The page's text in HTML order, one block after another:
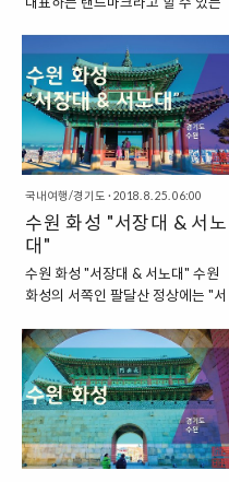
연못이 있기 때문인데요. 이러한 연
못과 조화되는 방화수류정의 경치
가 상당히 빼어나기 때문입니다. 그
래서 원래는 군사 시설로 지어진 시
설이지만, 지금은 이렇게 빼어난 경
치를 감상하기 좋은 곳으로 이름을
알..
에서 북쪽에 있는 문이 정문인데요.
정문의 이름은 바로 "장안문"이랍니
다. 참고로 이 장안문의 서울 한양
도성의 정문이었던 "숭례문"보다 그
규모가 더 크다고 하지요. "수원 화
성의 북문, 장안문" 수원 화성의 북
문이면서 동시에 정문의 역할을 했
던 문이 바로 장안문입니다. 이 곳의
위치는 "수원시 팔달구 장안동 334
번지"에 소재하고 있는데요. 장안문
의 이름은 중국의 옛 왕조의 전한,
수, 당나라의 수도였던 "장안"에서
보던 그 장안과 같은 곳이라고 할 수
있는데요. 참고로 과거 장안이라는
이름으로 불리던 지역은 현재의 "시
안 시"에 해당한답니다. "상당한 높
이와 크기의..
국내여행/경기도 · 2018. 8. 25. 06:00
수원 화성 "서장대 & 서노
대"
수원 화성 "서장대 & 서노대" 수원
화성의 서쪽인 팔달산 정상에는 "서
다. 이러한 서장대는 수원 화성 성곽
을 구성하는 일부라고 할 수 있는데
요. 이 서장대와 서노대는 어떤 역할
을 하는 시설이었을까요? 물론 지금
은 높은 곳에 위치하고 있어서 마치,
그냥 단순한 멋진 정자 같은 느낌이
들지만, 과거에 이 곳은 다른 목적으